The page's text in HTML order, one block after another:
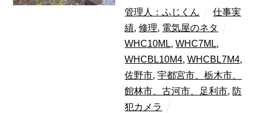
管理人：ふじくん
仕事実
績,修理, 電気屋のネタ
WHC10ML,WHC7ML,
WHCBL10M4,WHCBL7M4,
佐野市,宇都宮市、栃木市、
館林市、古河市、足利市, 防
犯カメラ